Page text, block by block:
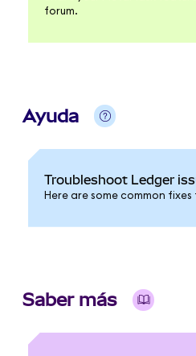
forum.
Ayuda
Troubleshoot Ledger
Here are some common fixes
Saber más